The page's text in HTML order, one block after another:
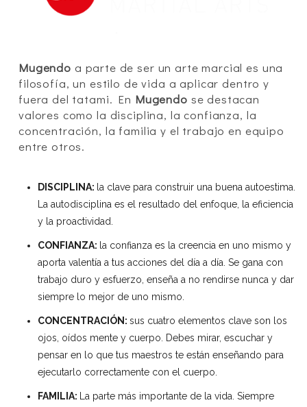
Mugendo a parte de ser un arte marcial es una
filosofía, un estilo de vida a aplicar dentro y
fuera del tatami. En Mugendo se destacan
valores como la disciplina, la confianza, la
concentración, la familia y el trabajo en equipo
entre otros.
DISCIPLINA: la clave para construir una buena autoestima.
La autodisciplina es el resultado del enfoque, la eficiencia
y la proactividad.
CONFIANZA: la confianza es la creencia en uno mismo y
aporta valentía a tus acciones del día a día. Se gana con
trabajo duro y esfuerzo, enseña a no rendirse nunca y dar
siempre lo mejor de uno mismo.
CONCENTRACIÓN: sus cuatro elementos clave son los
ojos, oídos mente y cuerpo. Debes mirar, escuchar y
pensar en lo que tus maestros te están enseñando para
ejecutarlo correctamente con el cuerpo.
FAMILIA:
La parte más importante de la vida. Siempre